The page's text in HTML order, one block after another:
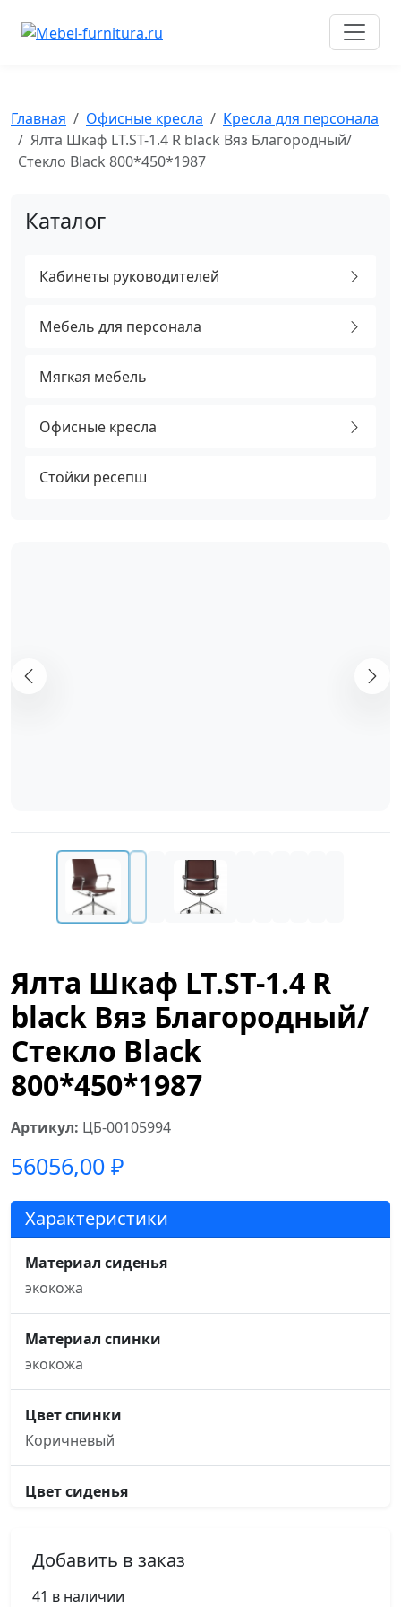
Главная Офисные кресла
Кресла для персонала
Ялта Шкаф LT.ST-1.4 R black Вяз Благородный/
Стекло Black 800*450*1987
Каталог
Кабинеты руководителей
Мебель для персонала
Мягкая мебель
Офисные кресла
Стойки ресепш
Ялта Шкаф LT.ST-1.4 R
black Вяз Благородный/
Стекло Black
800*450*1987
Артикул: ЦБ-00105994
56056,00 ₽
Характеристики
Материал сиденья
экокожа
Материал спинки
экокожа
Цвет спинки
Коричневый
Цвет сиденья
Основание кресла
пятилучье, d640, алюминий
Добавить в заказ
41 в наличии